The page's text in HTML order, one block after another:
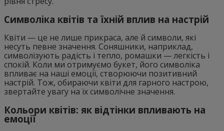
Символіка квітів та їхній вплив на настрій
Квіти — це не лише прикраса, але й символи, які
несуть певне значення. Соняшники, наприклад,
символізують радість і тепло, ромашки — легкість і
спокій. Коли ми отримуємо букет, його символіка
впливає на наші емоції, створюючи позитивний
настрій. Тож, обираючи квіти для гарного настрою,
звертайте увагу на їх символічне значення.
Кольори квітів: як відтінки впливають на
емоції